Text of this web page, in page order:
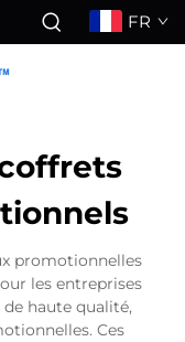
FR
promotionnelles
les entreprises
haute qualité,
Ces